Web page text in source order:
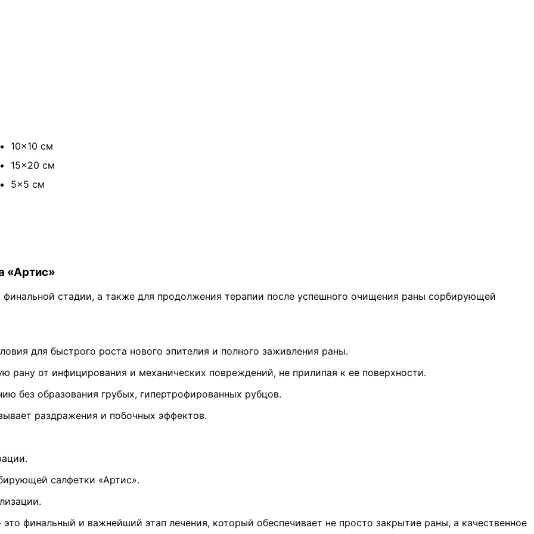
10×10 см
15×20 см
5×5 см
«Артис»
финальной стадии, а также для продолжения терапии после успешного очищения раны сорбирующей
для быстрого роста нового эпителия и полного заживления раны.
рану от инфицирования и механических повреждений, не прилипая к ее поверхности.
без образования грубых, гипертрофированных рубцов.
раздражения и побочных эффектов.
салфетки «Артис».
финальный и важнейший этап лечения, который обеспечивает не просто закрытие раны, а качественное